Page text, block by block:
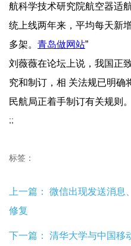
航科学技术研究院航空器适
统上线两年来，平均每天新
多架。 青岛做  网站”
刘薇薇在论坛上说，我国正
究和制订，相  关法规已
民航局正着手制订有关规则。
;;
标签：
上一篇：
微信出现发送消息
修复
下一篇： 清华大学与中国移